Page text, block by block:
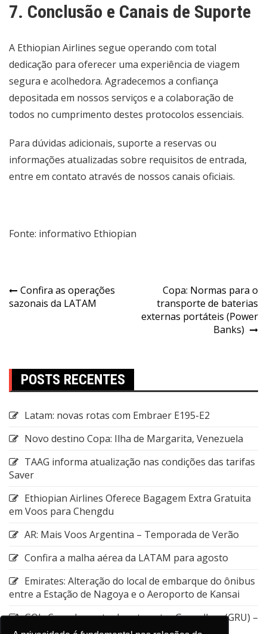
7. Conclusão e Canais de Suporte
A Ethiopian Airlines segue operando com total
dedicação para oferecer uma experiência de viagem
segura e acolhedora. Agradecemos a confiança
depositada em nossos serviços e a colaboração de
todos no cumprimento destes protocolos essenciais.
Para dúvidas adicionais, suporte a reservas ou
informações atualizadas sobre requisitos de entrada,
entre em contato através de nossos canais oficiais.
Fonte: informativo Ethiopian
Confira as operações
sazonais da LATAM
Copa: Normas para o
transporte de baterias
externas portáteis (Power
Banks)
POSTS RECENTES
Latam: novas rotas com Embraer E195-E2
Novo destino Copa: Ilha de Margarita, Venezuela
TAAG informa atualização nas condições das tarifas
Saver
Ethiopian Airlines Oferece Bagagem Extra Gratuita
em Voos para Chengdu
AR: Mais Voos Argentina – Temporada de Verão
Confira a malha aérea da LATAM para agosto
Emirates: Alteração do local de embarque do ônibus
entre a Estação de Nagoya e o Aeroporto de Kansai
GOL: Cancelamento da rota entre Guarulhos (GRU) –
Aruba (AUA)